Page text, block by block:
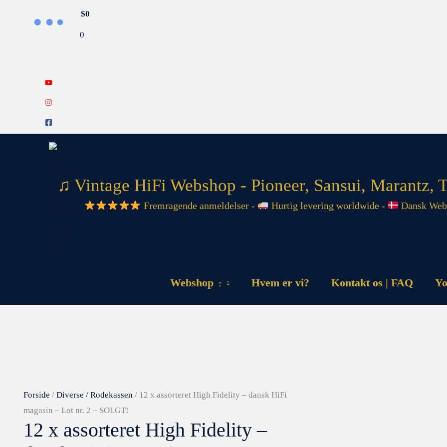
$0
0
♫ Vintage HiFi Webshop - Pioneer, Sansui, Marantz,
Fremragende anmeldelser - Hurtig levering worldwide - Dansk
Webshop Hvem er vi? Kontakt os | FAQ
Forside / Diverse / Rodekassen / 12 x assorteret High Fidelity – dansk HiFi
magasin – Lot nr. 2 – SOLGT!
12 x assorteret High Fidelity –